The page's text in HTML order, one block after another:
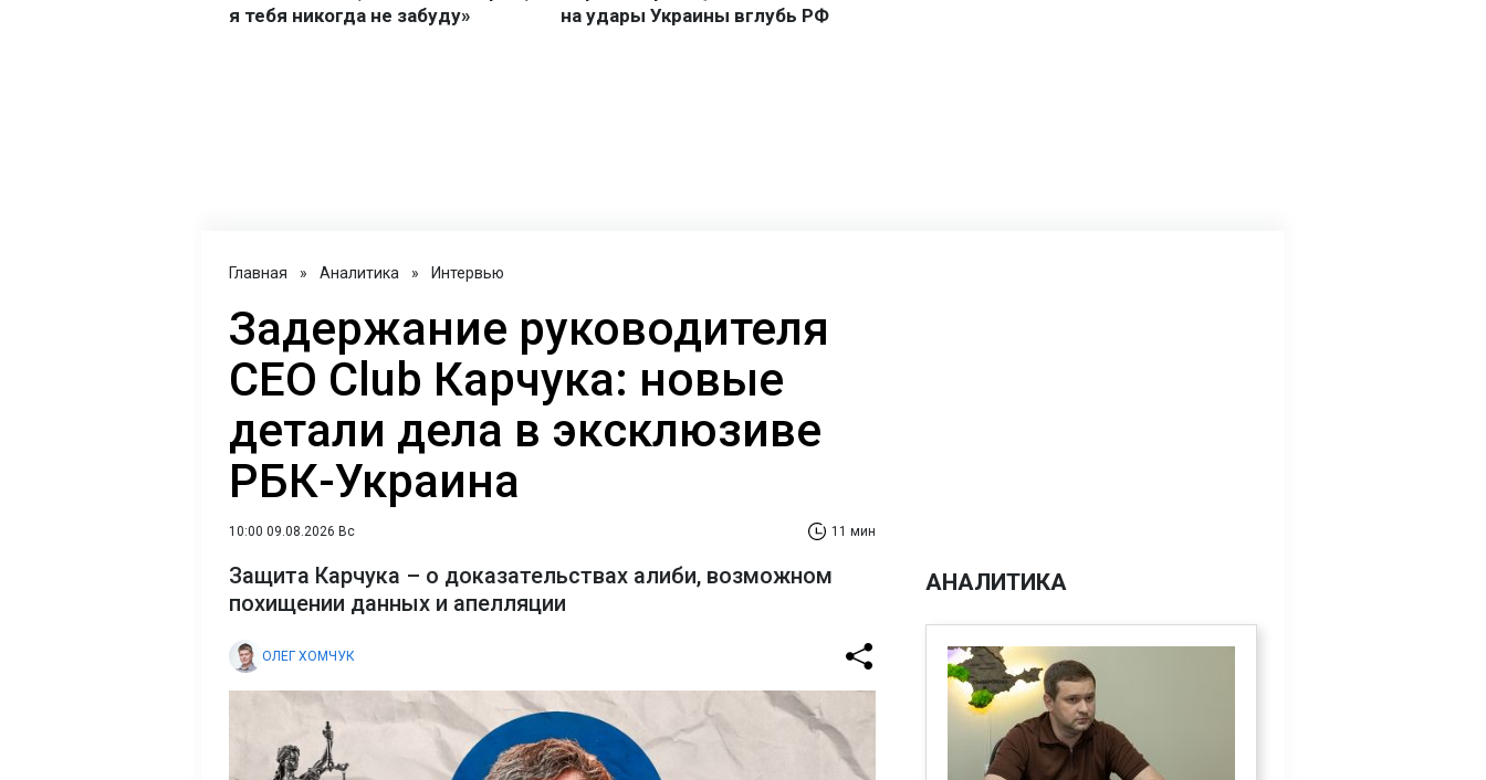
Главная » Аналитика » Интервью
Задержание руководителя
CEO Club Карчука: новые
детали дела в эксклюзиве
РБК-Украина
10:00 09.08.2026 Вс 11 мин
Защита Карчука – о доказательствах алиби, возможном
похищении данных и апелляции
ОЛЕГ ХОМЧУК
АНАЛИТИКА